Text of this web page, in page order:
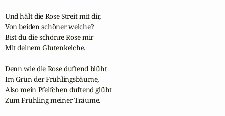
Und hält die Rose Streit mit dir,
Von beiden schöner welche?
Bist du die schönre Rose mir
Mit deinem Glutenkelche.
Denn wie die Rose duftend blüht
Im Grün der Frühlingsbäume,
Also mein Pfeifchen duftend glüht
Zum Frühling meiner Träume.